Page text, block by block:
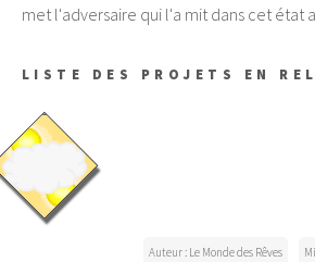
met l'adversaire qui l'a mit dans cet état
LISTE DES PROJETS EN
Auteur : Le Monde des Rêves